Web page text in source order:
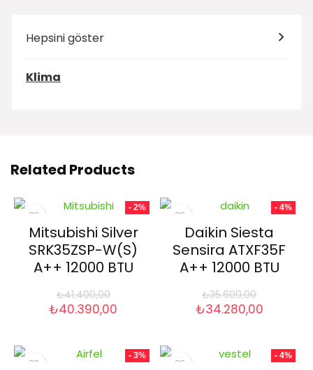
Hepsini göster
Klima
Related Products
- 2%
Mitsubishi Silver
SRK35ZSP-W(S)
A++ 12000 BTU
₺41.400,00
Orijinal
₺40.390,00
₺40.390,00.
- 4%
Daikin Siesta
Sensira ATXF35F
A++ 12000 BTU
₺35.600,00
Orijinal
₺34.280,00Şu
- 3% - 4%